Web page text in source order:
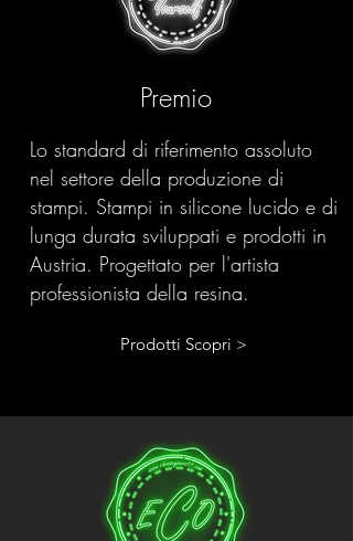
Premio
Lo standard di riferimento assoluto
nel settore della produzione di
stampi. Stampi in silicone lucido e di
lunga durata sviluppati e prodotti in
Austria. Progettato per l'artista
professionista della resina.
Prodotti Scopri >